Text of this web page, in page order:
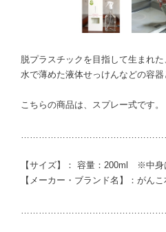
脱プラスチックを目指して生まれた
水で薄めた液体せっけんなどの容器
こちらの商品は、スプレー式です。
【サイズ】： 容量：200ml ※中身
【メーカー・ブランド名】：がん